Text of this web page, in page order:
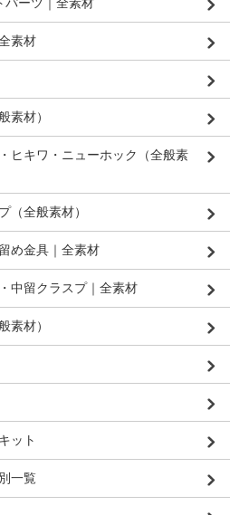
パーツ｜全素材
素材
素材）
ヒキワ・ニューホック（全般素
（全般素材）
め金具｜全素材
中留クラスプ｜全素材
素材）
ット
一覧